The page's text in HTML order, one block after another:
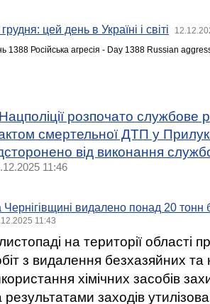
цей день в Україні і світі
1388 Російська агресія - Day 1388 Russian
розпочато службове
смертельної ДТП у
від виконання
11:46
Чернігівщині видалено понад 20 тонн
11:43
на території області
з видалення безхазяйних
хімічних засобів
результатами заходів